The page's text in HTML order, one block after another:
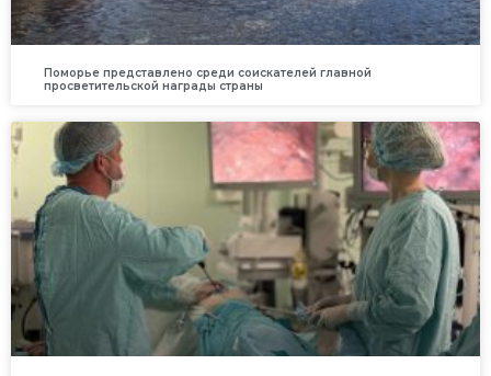
Поморье представлено среди соискателей главной
просветительской награды страны